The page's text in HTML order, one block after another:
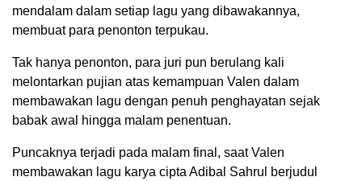
mendalam dalam setiap lagu yang dibawakannya,
membuat para penonton terpukau.
Tak hanya penonton, para juri pun berulang kali
melontarkan pujian atas kemampuan Valen dalam
membawakan lagu dengan penuh penghayatan sejak
babak awal hingga malam penentuan.
Puncaknya terjadi pada malam final, saat Valen
membawakan lagu karya cipta Adibal Sahrul berjudul